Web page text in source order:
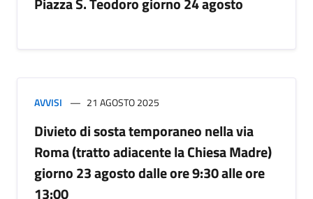
AVVISI 21 AGOSTO 2025
Divieto di sosta temporaneo nella via
Roma (tratto adiacente la Chiesa Madre)
giorno 23 agosto dalle ore 9:30 alle ore
13:00